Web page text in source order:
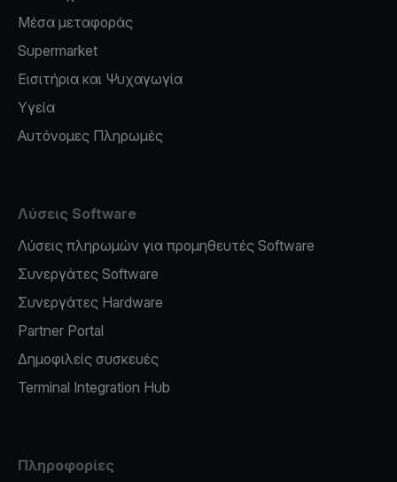
Μέσα μεταφοράς
Supermarket
Εισιτήρια και Ψυχαγωγία
Υγεία
Αυτόνομες Πληρωμές
Λύσεις Software
Λύσεις πληρωμών για προμηθευτές Software
Συνεργάτες Software
Συνεργάτες Hardware
Partner Portal
Δημοφιλείς συσκευές
Terminal Integration Hub
Πληροφορίες